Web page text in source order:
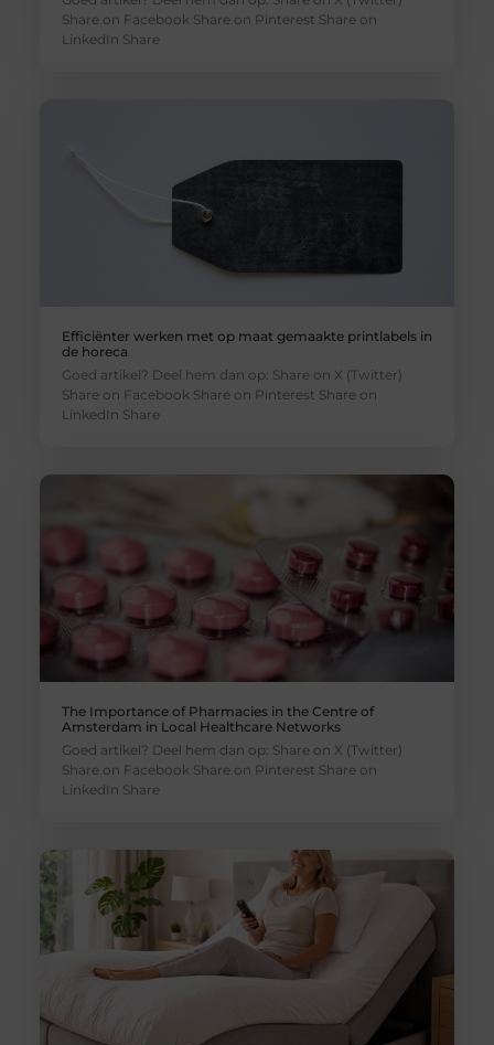
Share on Facebook Share on Pinterest Share on
LinkedIn Share
Efficiënter werken met op maat gemaakte printlabels in
de horeca
Goed artikel? Deel hem dan op: Share on X (Twitter)
Share on Facebook Share on Pinterest Share on
LinkedIn Share
The Importance of Pharmacies in the Centre of
Amsterdam in Local Healthcare Networks
Goed artikel? Deel hem dan op: Share on X (Twitter)
Share on Facebook Share on Pinterest Share on
LinkedIn Share